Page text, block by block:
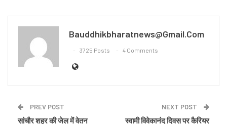
Bauddhikbharatnews@gmail.com
3725 Posts 4 Comments
PREV POST
सांचौर शहर की जेल में वेतन
NEXT POST
स्वामी विवेकानंद दिवस पर कैरियर